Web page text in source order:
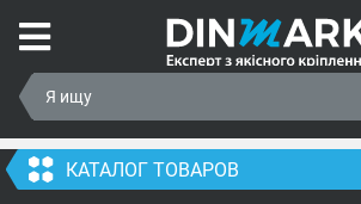
КАТАЛОГ ТОВАРОВ